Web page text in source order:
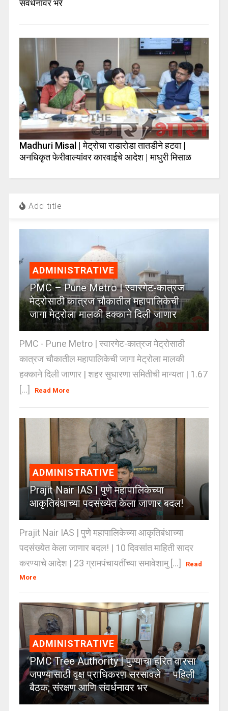
संवर्धनावर भर
Madhuri Misal | मेट्रोचा राडारोडा तातडीने हटवा |
अनधिकृत फेरीवाल्यांवर कारवाईचे आदेश | माधुरी मिसाळ
Add title
ADMINISTRATIVE
PMC – Pune Metro | स्वारगेट-कात्रज
मेट्रोसाठी कात्रज चौकातील महापालिकेची
जागा मेट्रोला मालकी हक्काने दिली जाणार
PMC - Pune Metro | स्वारगेट-कात्रज मेट्रोसाठी
कात्रज चौकातील महापालिकेची जागा मेट्रोला मालकी
हक्काने दिली जाणार | शहर सुधारणा समितीची मान्यता | 1.67
[...]
Read More
ADMINISTRATIVE
Prajit Nair IAS | पुणे महापालिकेच्या
आकृतिबंधाच्या पदसंख्येत केला जाणार बदल!
Prajit Nair IAS | पुणे महापालिकेच्या आकृतिबंधाच्या
पदसंख्येत केला जाणार बदल! | 10 दिवसांत माहिती सादर
करण्याचे आदेश | 23 ग्रामपंचायतींच्या समावेशामु [...]
Read
More
ADMINISTRATIVE
PMC Tree Authority | पुण्याचा हरित वारसा
जपण्यासाठी वृक्ष प्राधिकरण सरसावले – पहिली
बैठक; संरक्षण आणि संवर्धनावर भर